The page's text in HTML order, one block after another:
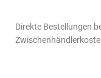
Direkte Bestellungen